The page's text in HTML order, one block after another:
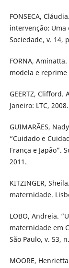
FONSECA,
intervenção:
Sociedade, v. 14,
FORNA,
modela e reprime
GEERTZ,
Janeiro: LTC, 2008.
GUIMARÃES,
“Cuidado e
França e Japão”.
2011.
KITZINGER,
maternidade.
LOBO, Andreia.
maternidade em
São Paulo, v. 53,
MOORE,